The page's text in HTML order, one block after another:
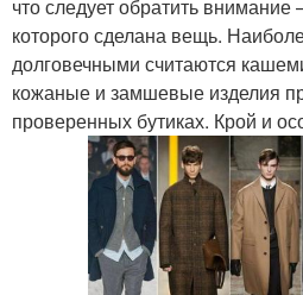
что следует обратить
которого сделана вещь.
долговечными считаются
кожаные и замшевые изделия
проверенных бутиках. Крой и